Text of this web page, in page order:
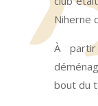
Niherne
À
bout du